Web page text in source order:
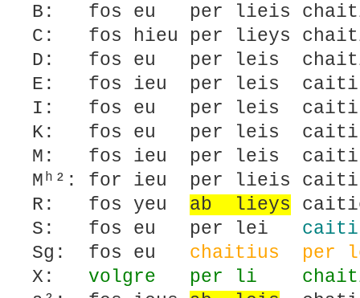
B: fos eu per lieis
C: fos hieu per lieys
D: fos eu per leis
E: fos ieu per leis
I: fos eu per leis
K: fos eu per leis
M: fos ieu per leis
Mʰ²: for ieu per lieis
R: fos yeu ab lieys
S: fos eu per lei
Sg: fos eu chaitius per
X: volgre per li